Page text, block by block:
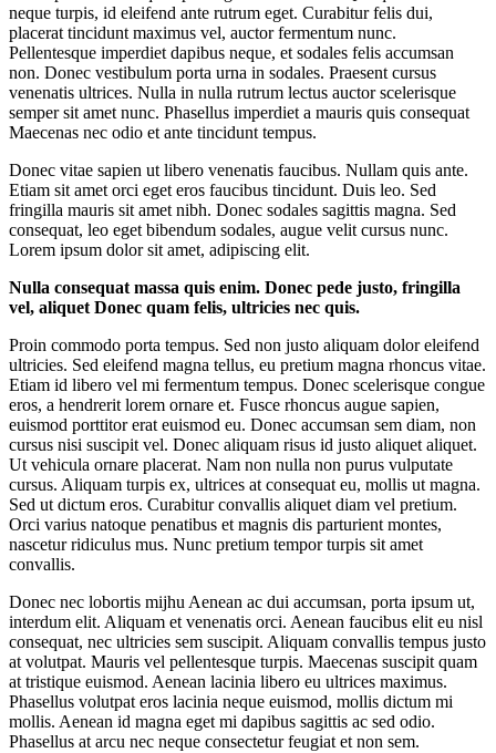
neque turpis, id eleifend ante rutrum eget. Curabitur felis dui,
placerat tincidunt maximus vel, auctor fermentum nunc.
Pellentesque imperdiet dapibus neque, et sodales felis accumsan
non. Donec vestibulum porta urna in sodales. Praesent cursus
venenatis ultrices. Nulla in nulla rutrum lectus auctor scelerisque
semper sit amet nunc. Phasellus imperdiet a mauris quis consequat
Maecenas nec odio et ante tincidunt tempus.
Donec vitae sapien ut libero venenatis faucibus. Nullam quis ante.
Etiam sit amet orci eget eros faucibus tincidunt. Duis leo. Sed
fringilla mauris sit amet nibh. Donec sodales sagittis magna. Sed
consequat, leo eget bibendum sodales, augue velit cursus nunc.
Lorem ipsum dolor sit amet, adipiscing elit.
Nulla consequat massa quis enim. Donec pede justo, fringilla
vel, aliquet Donec quam felis, ultricies nec quis.
Proin commodo porta tempus. Sed non justo aliquam dolor eleifend
ultricies. Sed eleifend magna tellus, eu pretium magna rhoncus vitae.
Etiam id libero vel mi fermentum tempus. Donec scelerisque congue
eros, a hendrerit lorem ornare et. Fusce rhoncus augue sapien,
euismod porttitor erat euismod eu. Donec accumsan sem diam, non
cursus nisi suscipit vel. Donec aliquam risus id justo aliquet aliquet.
Ut vehicula ornare placerat. Nam non nulla non purus vulputate
cursus. Aliquam turpis ex, ultrices at consequat eu, mollis ut magna.
Sed ut dictum eros. Curabitur convallis aliquet diam vel pretium.
Orci varius natoque penatibus et magnis dis parturient montes,
nascetur ridiculus mus. Nunc pretium tempor turpis sit amet
convallis.
Donec nec lobortis mijhu Aenean ac dui accumsan, porta ipsum ut,
interdum elit. Aliquam et venenatis orci. Aenean faucibus elit eu nisl
consequat, nec ultricies sem suscipit. Aliquam convallis tempus justo
at volutpat. Mauris vel pellentesque turpis. Maecenas suscipit quam
at tristique euismod. Aenean lacinia libero eu ultrices maximus.
Phasellus volutpat eros lacinia neque euismod, mollis dictum mi
mollis. Aenean id magna eget mi dapibus sagittis ac sed odio.
Phasellus at arcu nec neque consectetur feugiat et non sem.